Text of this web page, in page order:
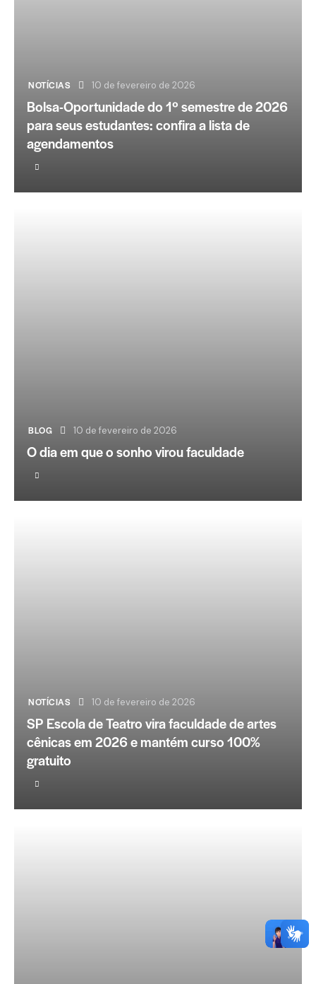
NOTÍCIAS 10 de fevereiro de 2026
Bolsa-Oportunidade do 1º semestre de 2026
para seus estudantes: confira a lista de
agendamentos
BLOG 10 de fevereiro de 2026
O dia em que o sonho virou faculdade
NOTÍCIAS 10 de fevereiro de 2026
SP Escola de Teatro vira faculdade de artes
cênicas em 2026 e mantém curso 100%
gratuito